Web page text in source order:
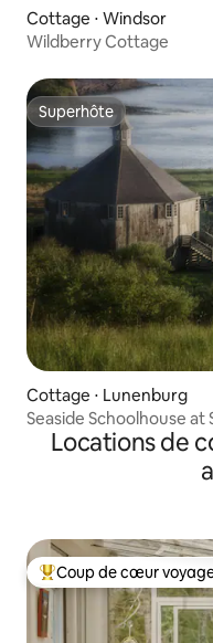
Cottage ⋅ Windsor
Wildberry Cottage
Superhôte
Superhôte
Cottage ⋅ Lunenburg
Seaside Schoolhouse at
Locations de
Coups de cœur
Coup de cœur